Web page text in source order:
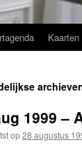
1999 –
op28 augustus